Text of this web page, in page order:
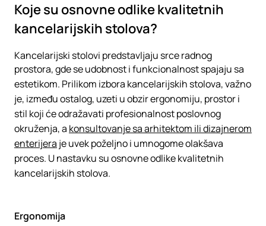
Koje su osnovne odlike kvalitetnih
kancelarijskih stolova?
Kancelarijski stolovi predstavljaju srce radnog
prostora, gde se udobnost i funkcionalnost spajaju sa
estetikom. Prilikom izbora kancelarijskih stolova, važno
je, između ostalog, uzeti u obzir ergonomiju, prostor i
stil koji će odražavati profesionalnost poslovnog
okruženja, a konsultovanje sa arhitektom ili dizajnerom
enterijera je uvek poželjno i umnogome olakšava
proces. U nastavku su osnovne odlike kvalitetnih
kancelarijskih stolova.
Ergonomija